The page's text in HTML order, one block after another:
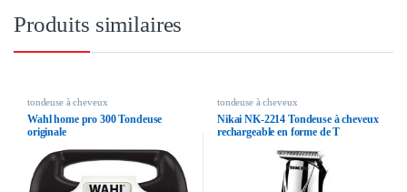
Produits similaires
tondeuse à cheveux
Wahl home pro 300 Tondeuse
originale
tondeuse à cheveux
Nikai NK-2214 Tondeuse à cheveux
rechargeable en forme de T